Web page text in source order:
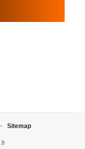
Sitemap